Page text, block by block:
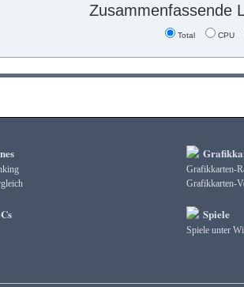
Zusammenfassende
Total CPU
Grafikkarten-
Grafikkarten-
Spiele
Spiele unter